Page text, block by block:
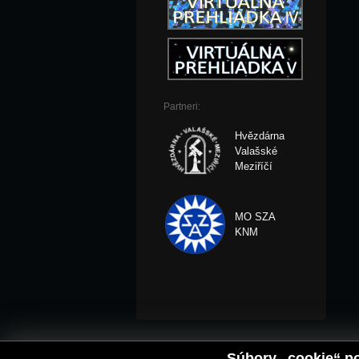
Partneri:
Hvězdárna
Valašské
Meziříčí
MO SZA
KNM